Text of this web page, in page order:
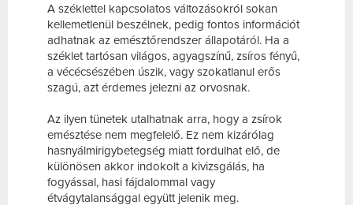
A széklettel kapcsolatos változásokról sokan
kellemetlenül beszélnek, pedig fontos információt
adhatnak az emésztőrendszer állapotáról. Ha a
széklet tartósan világos, agyagszínű, zsíros fényű,
a vécécsészében úszik, vagy szokatlanul erős
szagú, azt érdemes jelezni az orvosnak.
Az ilyen tünetek utalhatnak arra, hogy a zsírok
emésztése nem megfelelő. Ez nem kizárólag
hasnyálmirigybetegség miatt fordulhat elő, de
különösen akkor indokolt a kivizsgálás, ha
fogyással, hasi fájdalommal vagy
étvágytalansággal együtt jelenik meg.